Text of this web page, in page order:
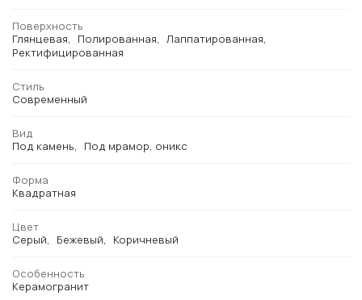
Поверхность
Глянцевая
Полированная
Лаппатированная
Ректифицированная
Стиль
Современный
Вид
Под камень
Под мрамор, оникс
Форма
Квадратная
Цвет
Серый
Бежевый Коричневый
Особенность
Керамогранит